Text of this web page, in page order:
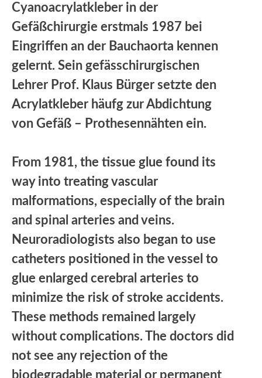
Cyanoacrylatkleber in der
Gefäßchirurgie erstmals 1987 bei
Eingriffen an der Bauchaorta kennen
gelernt. Sein gefässchirurgischen
Lehrer Prof. Klaus Bürger setzte den
Acrylatkleber häufg zur Abdichtung
von Gefäß – Prothesennähten ein.
From 1981, the tissue glue found its
way into treating vascular
malformations, especially of the brain
and spinal arteries and veins.
Neuroradiologists also began to use
catheters positioned in the vessel to
glue enlarged cerebral arteries to
minimize the risk of stroke accidents.
These methods remained largely
without complications. The doctors did
not see any rejection of the
biodegradable material or permanent